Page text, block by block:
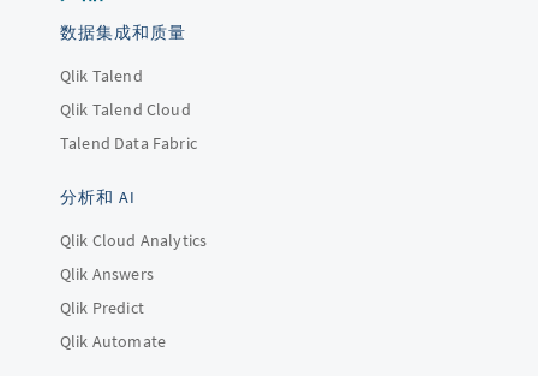
数据集成和质量
Qlik Talend
Qlik Talend Cloud
Talend Data Fabric
分析和 AI
Qlik Cloud Analytics
Qlik Answers
Qlik Predict
Qlik Automate